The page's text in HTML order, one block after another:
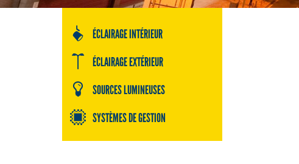
ÉCLAIRAGE INTÉRIEUR
ÉCLAIRAGE EXTÉRIEUR
SOURCES LUMINEUSES
SYSTÈMES DE GESTION